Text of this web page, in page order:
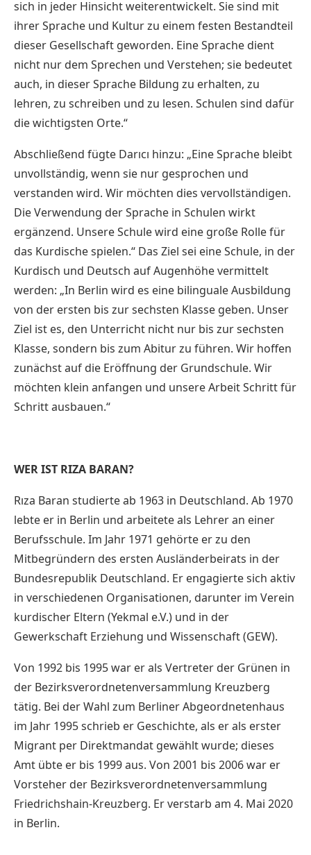
sich in jeder Hinsicht weiterentwickelt. Sie sind mit
ihrer Sprache und Kultur zu einem festen Bestandteil
dieser Gesellschaft geworden. Eine Sprache dient
nicht nur dem Sprechen und Verstehen; sie bedeutet
auch, in dieser Sprache Bildung zu erhalten, zu
lehren, zu schreiben und zu lesen. Schulen sind dafür
die wichtigsten Orte.“
Abschließend fügte Darıcı hinzu: „Eine Sprache bleibt
unvollständig, wenn sie nur gesprochen und
verstanden wird. Wir möchten dies vervollständigen.
Die Verwendung der Sprache in Schulen wirkt
ergänzend. Unsere Schule wird eine große Rolle für
das Kurdische spielen.“ Das Ziel sei eine Schule, in der
Kurdisch und Deutsch auf Augenhöhe vermittelt
werden: „In Berlin wird es eine bilinguale Ausbildung
von der ersten bis zur sechsten Klasse geben. Unser
Ziel ist es, den Unterricht nicht nur bis zur sechsten
Klasse, sondern bis zum Abitur zu führen. Wir hoffen
zunächst auf die Eröffnung der Grundschule. Wir
möchten klein anfangen und unsere Arbeit Schritt für
Schritt ausbauen.“
WER IST RIZA BARAN?
Rıza Baran studierte ab 1963 in Deutschland. Ab 1970
lebte er in Berlin und arbeitete als Lehrer an einer
Berufsschule. Im Jahr 1971 gehörte er zu den
Mitbegründern des ersten Ausländerbeirats in der
Bundesrepublik Deutschland. Er engagierte sich aktiv
in verschiedenen Organisationen, darunter im Verein
kurdischer Eltern (Yekmal e.V.) und in der
Gewerkschaft Erziehung und Wissenschaft (GEW).
Von 1992 bis 1995 war er als Vertreter der Grünen in
der Bezirksverordnetenversammlung Kreuzberg
tätig. Bei der Wahl zum Berliner Abgeordnetenhaus
im Jahr 1995 schrieb er Geschichte, als er als erster
Migrant per Direktmandat gewählt wurde; dieses
Amt übte er bis 1999 aus. Von 2001 bis 2006 war er
Vorsteher der Bezirksverordnetenversammlung
Friedrichshain-Kreuzberg. Er verstarb am 4. Mai 2020
in Berlin.